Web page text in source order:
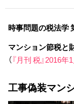
時事問題の税法学
マンション節税と
（『月刊 税』2016年
工事偽装マン